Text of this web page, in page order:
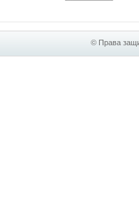
© Права